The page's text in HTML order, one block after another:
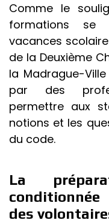
Comme le
formations se
vacances
de la Deuxième
la Madrague-
par des
permettre aux
notions et les
du code.
La
conditionnée
des